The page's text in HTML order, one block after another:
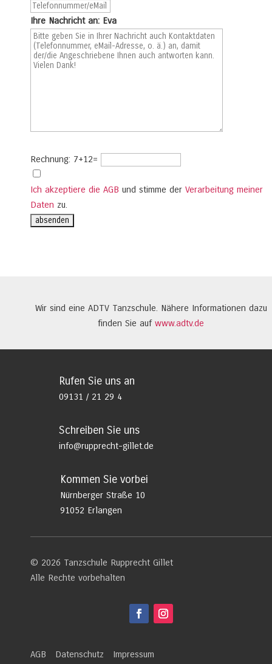
Ihre Nachricht an: Eva
Rechnung: 7+12=
Ich akzeptiere die AGB und stimme der Verarbeitung meiner
Daten zu.
Wir sind eine ADTV Tanzschule. Nähere Informationen dazu
finden Sie auf www.adtv.de
Rufen Sie uns an
09131 / 21 29 4
Schreiben Sie uns
info@rupprecht-gillet.de
Kommen Sie vorbei
Nürnberger Straße 10
91052 Erlangen
© 2026 Tanzschule Rupprecht Gillet
Alle Rechte vorbehalten
AGB Datenschutz Impressum